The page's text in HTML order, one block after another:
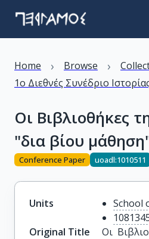
Home › Browse ›
1ο Διεθνές Συνέδριο
Οι Βιβλιοθήκες
"δια βίου
Conference Paper uoadl:1010511
Units
School
Original Title
Οι